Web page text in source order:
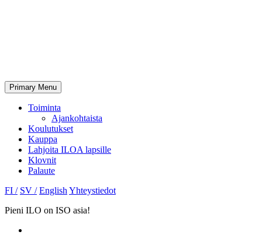
Primary Menu
Toiminta
Ajankohtaista
Koulutukset
Kauppa
Lahjoita ILOA lapsille
Klovnit
Palaute
FI / SV / English Yhteystiedot
Pieni ILO on ISO asia!